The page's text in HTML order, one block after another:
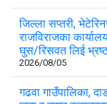
जिल्ला सप्तरी,
राजविराजका
घुस/रिसवत लिई
2026/08/05
गढवा गाउँपालिका,